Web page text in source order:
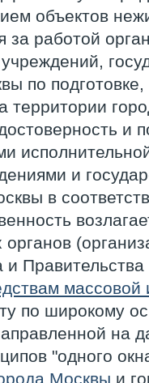
объектов
работой
по
территории
и
и
в
органов
по широкому
на
"одного
Москвы и